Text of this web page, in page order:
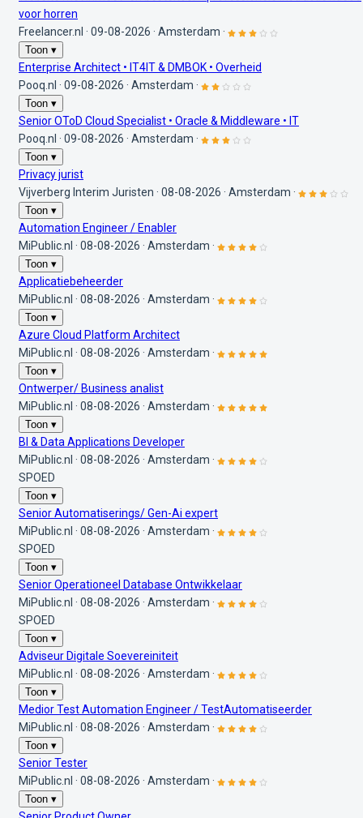
voor horren
Freelancer.nl · 09-08-2026 · Amsterdam ·
Toon ▾
Enterprise Architect • IT4IT & DMBOK • Overheid
Pooq.nl · 09-08-2026 · Amsterdam ·
Toon ▾
Senior OToD Cloud Specialist • Oracle & Middleware • IT
Pooq.nl · 09-08-2026 · Amsterdam ·
Toon ▾
Privacy jurist
Vijverberg Interim Juristen · 08-08-2026 · Amsterdam ·
Toon ▾
Automation Engineer / Enabler
MiPublic.nl · 08-08-2026 · Amsterdam ·
Toon ▾
Applicatiebeheerder
MiPublic.nl · 08-08-2026 · Amsterdam ·
Toon ▾
Azure Cloud Platform Architect
MiPublic.nl · 08-08-2026 · Amsterdam ·
Toon ▾
Ontwerper/ Business analist
MiPublic.nl · 08-08-2026 · Amsterdam ·
Toon ▾
BI & Data Applications Developer
MiPublic.nl · 08-08-2026 · Amsterdam ·
SPOED
Toon ▾
Senior Automatiserings/ Gen-Ai expert
MiPublic.nl · 08-08-2026 · Amsterdam ·
SPOED
Toon ▾
Senior Operationeel Database Ontwikkelaar
MiPublic.nl · 08-08-2026 · Amsterdam ·
SPOED
Toon ▾
Adviseur Digitale Soevereiniteit
MiPublic.nl · 08-08-2026 · Amsterdam ·
Toon ▾
Medior Test Automation Engineer / TestAutomatiseerder
MiPublic.nl · 08-08-2026 · Amsterdam ·
Toon ▾
Senior Tester
MiPublic.nl · 08-08-2026 · Amsterdam ·
Toon ▾